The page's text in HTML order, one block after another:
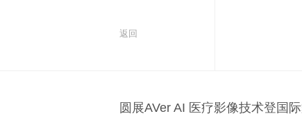
返回
圆展AVer AI 医疗影像技术登国